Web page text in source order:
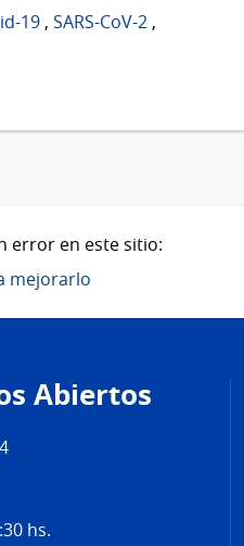
19 , SARS-CoV-2 ,
error en este sitio:
mejorarlo
Abiertos
hs.